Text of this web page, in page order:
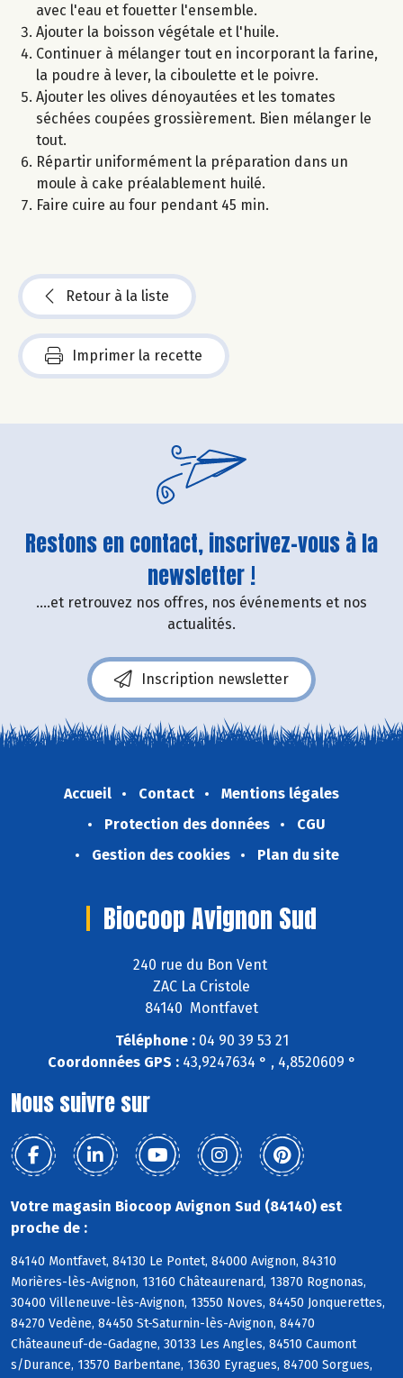
avec l'eau et fouetter l'ensemble.
Ajouter la boisson végétale et l'huile.
Continuer à mélanger tout en incorporant la farine,
la poudre à lever, la ciboulette et le poivre.
Ajouter les olives dénoyautées et les tomates
séchées coupées grossièrement. Bien mélanger le
tout.
Répartir uniformément la préparation dans un
moule à cake préalablement huilé.
Faire cuire au four pendant 45 min.
Retour à la liste
Imprimer la recette
Restons en contact, inscrivez-vous à la
newsletter !
....et retrouvez nos offres, nos événements et nos
actualités.
Inscription newsletter
Accueil Contact
Mentions légales
Protection des données
CGU
Gestion des cookies
Plan du site
Biocoop Avignon Sud
240 rue du Bon Vent
ZAC La Cristole
84140 Montfavet
Téléphone :04 90 39 53 21
Coordonnées GPS :43,9247634 ° , 4,8520609 °
Nous suivre sur
Votre magasin Biocoop Avignon Sud (84140) est
proche de :
84140 Montfavet, 84130 Le Pontet, 84000 Avignon, 84310
Morières-lès-Avignon, 13160 Châteaurenard, 13870 Rognonas,
30400 Villeneuve-lès-Avignon, 13550 Noves, 84450 Jonquerettes,
84270 Vedène, 84450 St-Saturnin-lès-Avignon, 84470
Châteauneuf-de-Gadagne, 30133 Les Angles, 84510 Caumont
s/Durance, 13570 Barbentane, 13630 Eyragues, 84700 Sorgues,